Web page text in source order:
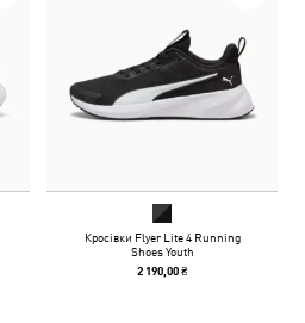
Кросівки Flyer Lite 4 Running
Shoes Youth
2 190,00 ₴